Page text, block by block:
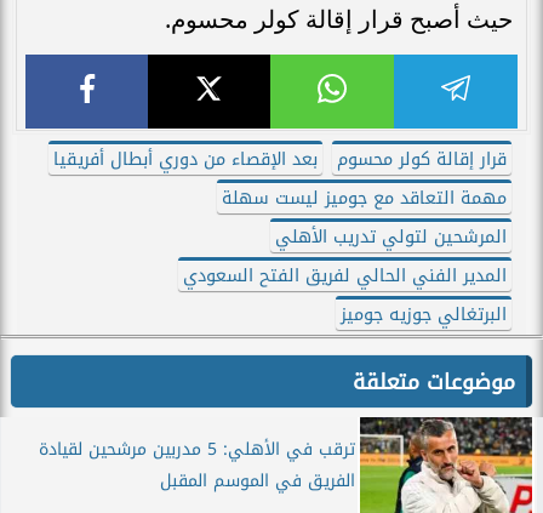
حيث أصبح قرار إقالة كولر محسوم.
قرار إقالة كولر محسوم
بعد الإقصاء من دوري أبطال أفريقيا
مهمة التعاقد مع جوميز ليست سهلة
المرشحين لتولي تدريب الأهلي
المدير الفني الحالي لفريق الفتح السعودي
البرتغالي جوزيه جوميز
موضوعات متعلقة
ترقب في الأهلي: 5 مدربين مرشحين لقيادة
الفريق في الموسم المقبل